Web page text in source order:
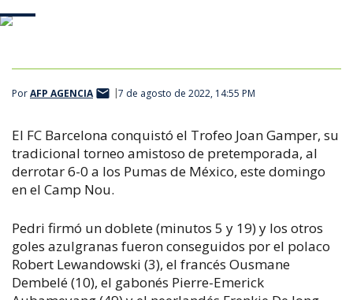
PorAFP AGENCIA 7 de agosto de 2022, 14:55 PM
El FC Barcelona conquistó el Trofeo Joan Gamper, su
tradicional torneo amistoso de pretemporada, al
derrotar 6-0 a los Pumas de México, este domingo
en el Camp Nou.
Pedri firmó un doblete (minutos 5 y 19) y los otros
goles azulgranas fueron conseguidos por el polaco
Robert Lewandowski (3), el francés Ousmane
Dembelé (10), el gabonés Pierre-Emerick